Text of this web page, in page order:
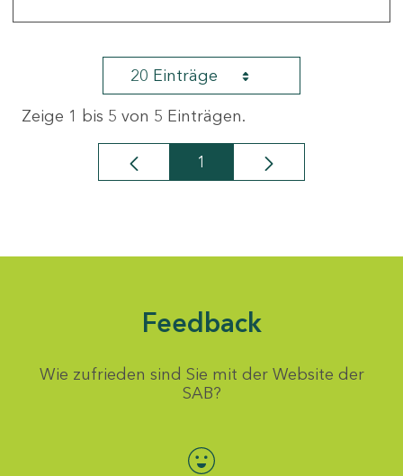
20 Einträge
Zeige 1 bis 5 von 5 Einträgen.
Seite
1
Feedback
Wie zufrieden sind Sie mit der Website der
SAB?
Bewertung auswählen